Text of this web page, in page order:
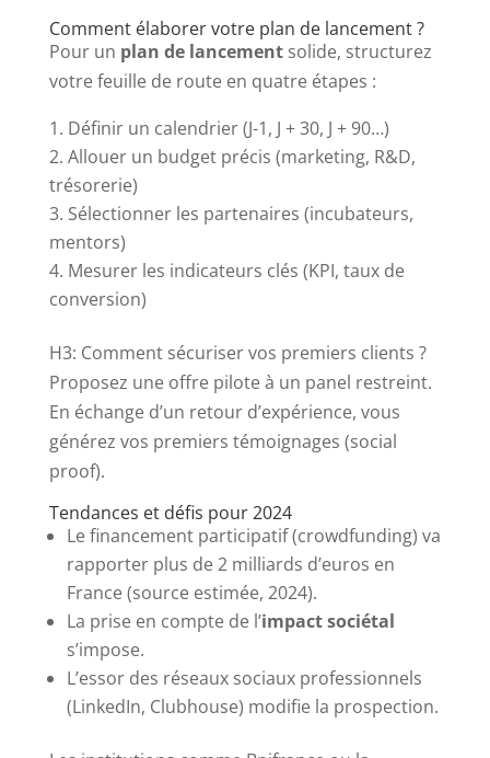
Comment élaborer votre plan de lancement ?
Pour un plan de lancementsolide, structurez
votre feuille de route en quatre étapes :
Définir un calendrier (J-1, J + 30, J + 90…)
Allouer un budget précis (marketing, R&D,
trésorerie)
Sélectionner les partenaires (incubateurs,
mentors)
Mesurer les indicateurs clés (KPI, taux de
conversion)
H3: Comment sécuriser vos premiers clients ?
Proposez une offre pilote à un panel restreint.
En échange d’un retour d’expérience, vous
générez vos premiers témoignages (social
proof).
Tendances et défis pour 2024
Le financement participatif (crowdfunding) va
rapporter plus de 2 milliards d’euros en
France (source estimée, 2024).
La prise en compte de l’impact sociétal
s’impose.
L’essor des réseaux sociaux professionnels
(LinkedIn, Clubhouse) modifie la prospection.